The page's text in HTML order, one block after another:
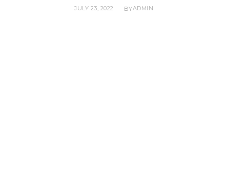
JULY 23, 2022 BYADMIN